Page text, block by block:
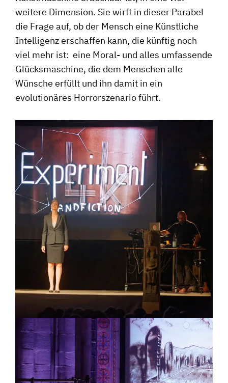
weitere Dimension. Sie wirft in dieser Parabel
die Frage auf, ob der Mensch eine Künstliche
Intelligenz erschaffen kann, die künftig noch
viel mehr ist: eine Moral- und alles umfassende
Glücksmaschine, die dem Menschen alle
Wünsche erfüllt und ihn damit in ein
evolutionäres Horrorszenario führt.